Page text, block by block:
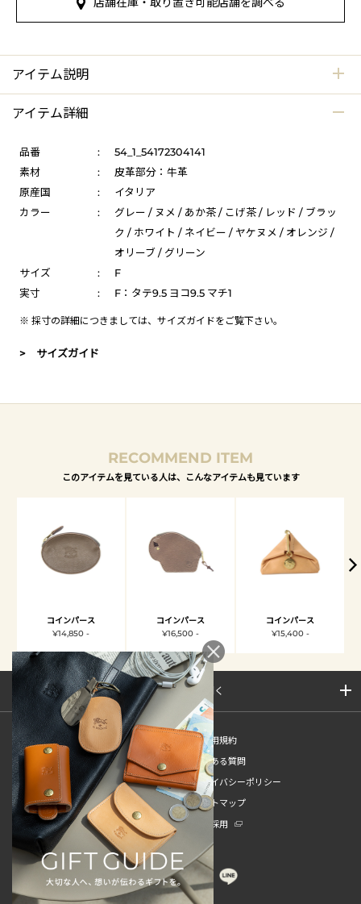
アイテム説明
アイテム詳細
品番 :
54_1_54172304141
素材
:
皮革部分：牛革
原産国
:
イタリア
カラー
:
グレー / ヌメ / あか茶 / こげ茶 / レッド / ブラッ
ク / ホワイト / ネイビー / ヤケヌメ / オレンジ /
オリーブ / グリーン
サイズ
:
F
実寸
: F：タテ9.5 ヨコ9.5 マチ1
※ 採寸の詳細につきましては、 サイズガイドをご覧下さい。
> サイズガイド
RECOMMEND ITEM
このアイテムを見ている人は、こんなアイテムも見ています
コインパース
¥14,850 -
コインパース
¥16,500 -
コインパース
¥15,400 -
サイトマップを開く
新規会員登録
ご利用規約
ご利用ガイド
よくある質問
特定商取引法
プライバシーポリシー
お問い合わせ
サイトマップ
販売スタッフ中途採用
新卒採用